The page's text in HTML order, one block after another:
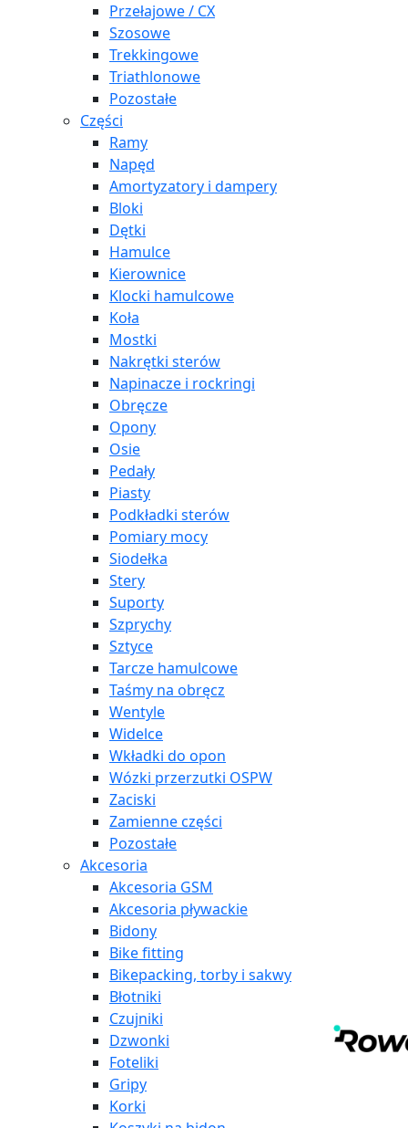
Przełajowe / CX
Szosowe
Trekkingowe
Triathlonowe
Pozostałe
Części
Ramy
Napęd
Amortyzatory i dampery
Bloki
Dętki
Hamulce
Kierownice
Klocki hamulcowe
Koła
Mostki
Nakrętki sterów
Napinacze i rockringi
Obręcze
Opony
Osie
Pedały
Piasty
Podkładki sterów
Pomiary mocy
Siodełka
Stery
Suporty
Szprychy
Sztyce
Tarcze hamulcowe
Taśmy na obręcz
Wentyle
Widelce
Wkładki do opon
Wózki przerzutki OSPW
Zaciski
Zamienne części
Pozostałe
Akcesoria
Akcesoria GSM
Akcesoria pływackie
Bidony
Bike fitting
Bikepacking, torby i sakwy
Błotniki
Czujniki
Dzwonki
Foteliki
Gripy
Korki